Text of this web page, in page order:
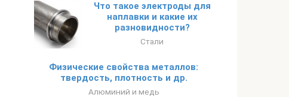
Что такое электроды для
наплавки и какие их
разновидности?
Стали
Физические свойства металлов:
твердость, плотность и др.
Алюминий и медь